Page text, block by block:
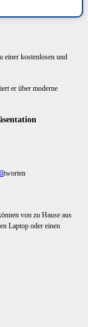
einer kostenlosen und
er über moderne
tworten
von zu Hause aus
Laptop oder einen